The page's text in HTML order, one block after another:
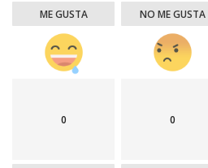
ME GUSTA NO ME GUSTA
0 0